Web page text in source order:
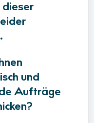
und
Aufträge